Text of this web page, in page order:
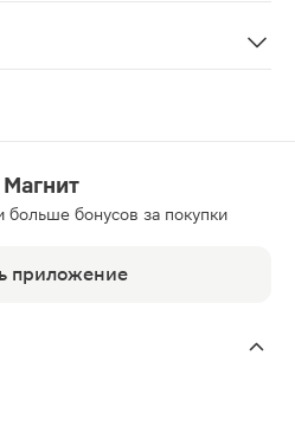
больше бонусов за покупки
приложение